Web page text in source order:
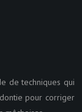
de techniques qui
pour corriger